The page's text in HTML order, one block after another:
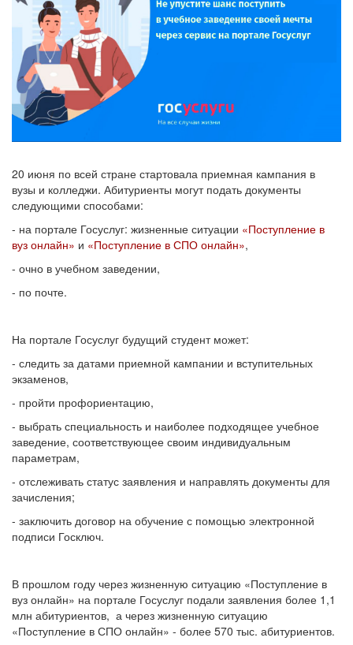
20 июня по всей стране стартовала приемная кампания в
вузы и колледжи. Абитуриенты могут подать документы
следующими способами:
- на портале Госуслуг: жизненные ситуации «Поступление в
вуз онлайн» и «Поступление в СПО онлайн»,
- очно в учебном заведении,
- по почте.
На портале Госуслуг будущий студент может:
- следить за датами приемной кампании и вступительных
экзаменов,
- пройти профориентацию,
- выбрать специальность и наиболее подходящее учебное
заведение, соответствующее своим индивидуальным
параметрам,
- отслеживать статус заявления и направлять документы для
зачисления;
- заключить договор на обучение с помощью электронной
подписи Госключ.
В прошлом году через жизненную ситуацию «Поступление в
вуз онлайн» на портале Госуслуг подали заявления более 1,1
млн абитуриентов, а через жизненную ситуацию
«Поступление в СПО онлайн» - более 570 тыс. абитуриентов.